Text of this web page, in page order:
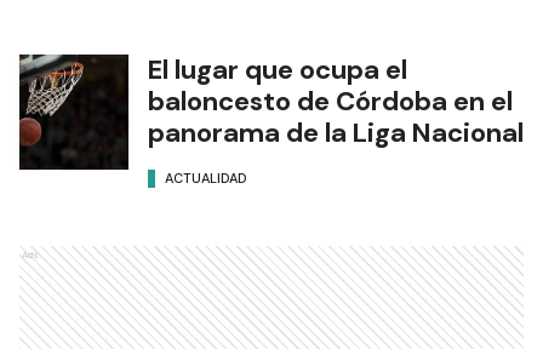
El lugar que ocupa el
baloncesto de Córdoba en el
panorama de la Liga Nacional
ACTUALIDAD
Ads